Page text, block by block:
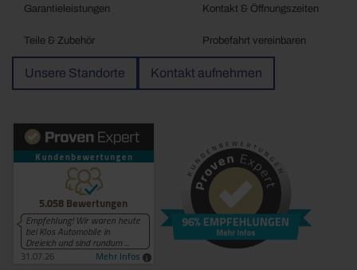
Garantieleistungen
Teile & Zubehör
Kontakt & Öffnungszeiten
Probefahrt vereinbaren
Unsere Standorte Kontakt aufnehmen